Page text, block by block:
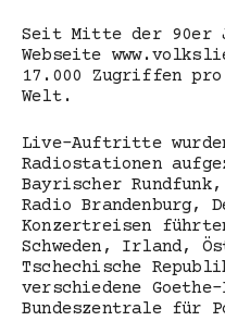
Seit Mitte der 90er
Webseite
17.000 Zugriffen pro
Welt.
Live-Auftritte
Radiostationen
Bayrischer Rundfunk,
Radio Brandenburg,
Konzertreisen
Schweden, Irland,
Tschechische
verschiedene
Bundeszentrale für